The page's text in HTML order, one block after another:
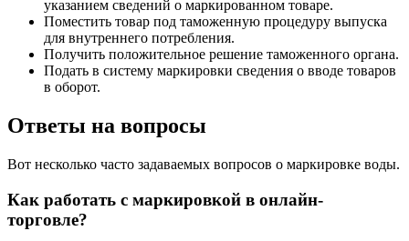
указанием сведений о маркированном товаре.
Поместить товар под таможенную процедуру выпуска
для внутреннего потребления.
Получить положительное решение таможенного органа.
Подать в систему маркировки сведения о вводе товаров
в оборот.
Ответы на вопросы
Вот несколько часто задаваемых вопросов о маркировке воды.
Как работать с маркировкой в онлайн-
торговле?